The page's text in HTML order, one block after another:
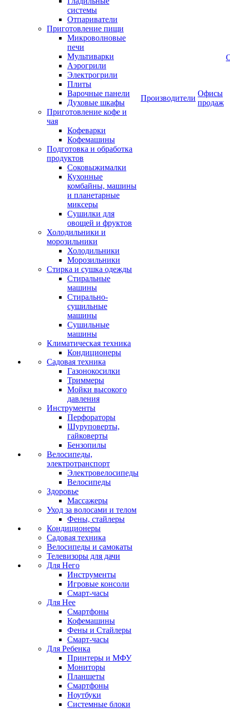
системы
Отпариватели
Приготовление пищи
Микроволновые
печи
Мультиварки
Аэрогрили
Электрогрили
Плиты
Варочные панели
Духовые шкафы
Приготовление кофе и
чая
Кофеварки
Кофемашины
Подготовка и обработка
продуктов
Соковыжималки
Кухонные
комбайны, машины
и планетарные
миксеры
Сушилки для
овощей и фруктов
Холодильники и
морозильники
Холодильники
Морозильники
Стирка и сушка одежды
Стиральные
машины
Стирально-
сушильные
машины
Сушильные
машины
Климатическая техника
Кондиционеры
Садовая техника
Газонокосилки
Триммеры
Мойки высокого
давления
Инструменты
Перфораторы
Шуруповерты,
гайковерты
Бензопилы
Велосипеды,
электротранспорт
Электровелосипеды
Велосипеды
Здоровье
Массажеры
Уход за волосами и телом
Фены, стайлеры
Кондиционеры
Садовая техника
Велосипеды и самокаты
Телевизоры для дачи
Для Него
Инструменты
Игровые консоли
Смарт-часы
Для Нее
Смартфоны
Кофемашины
Фены и Стайлеры
Смарт-часы
Для Ребенка
Принтеры и МФУ
Мониторы
Планшеты
Смартфоны
Ноутбуки
Системные блоки
Производители
Офисы
продаж